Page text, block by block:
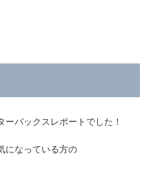
バックスレポートでした！
になっている方の